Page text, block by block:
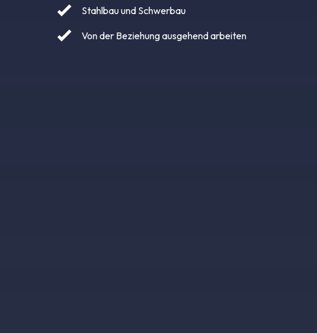
Stahlbau und Schwerbau
Von der Beziehung ausgehend arbeiten